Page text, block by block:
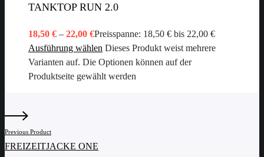
TANKTOP RUN 2.0
18,50 € – 22,00 €Preisspanne: 18,50 € bis 22,00 €
Ausführung wählen Dieses Produkt weist mehrere
Varianten auf. Die Optionen können auf der
Produktseite gewählt werden
Previous Product
FREIZEITJACKE ONE